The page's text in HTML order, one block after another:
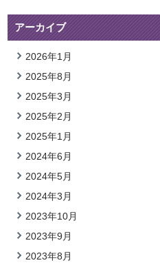
アーカイブ
2026年1月
2025年8月
2025年3月
2025年2月
2025年1月
2024年6月
2024年5月
2024年3月
2023年10月
2023年9月
2023年8月